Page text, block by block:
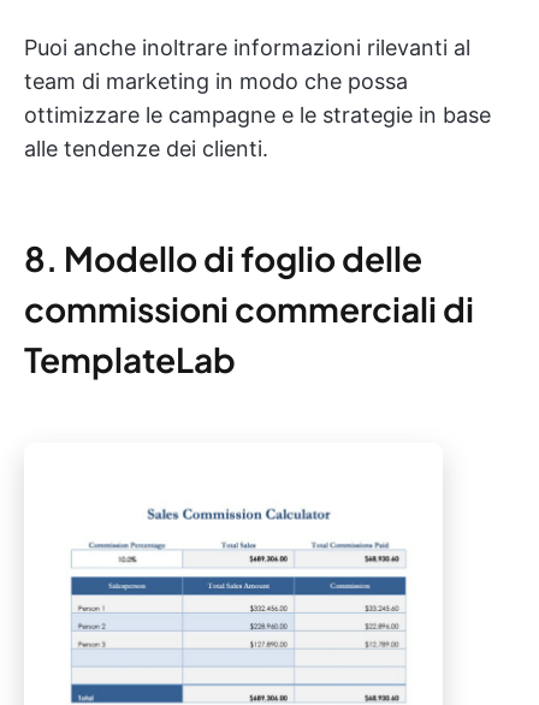
Puoi anche inoltrare informazioni rilevanti al
team di marketing in modo che possa
ottimizzare le campagne e le strategie in base
alle tendenze dei clienti.
8. Modello di foglio delle
commissioni commerciali di
TemplateLab